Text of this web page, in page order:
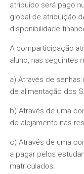
atribuído será pago
global de atribuição
disponibilidade
A comparticipação
aluno, nas seguintes
a) Através de
de alimentação dos
b) Através de uma
do alojamento nas
c) Através de uma
a pagar pelos
matriculados;